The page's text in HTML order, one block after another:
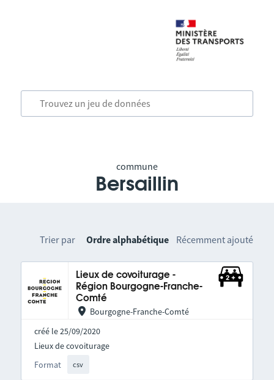
commune
Bersaillin
Trier par Ordre alphabétique Récemment ajouté
Lieux de covoiturage -
Région Bourgogne-Franche-
Comté
Bourgogne-Franche-Comté
créé le 25/09/2020
Format csv
Lieux de covoiturage